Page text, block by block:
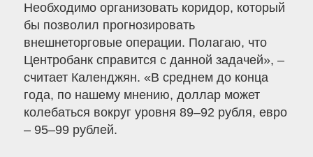
Необходимо организовать коридор, который
бы позволил прогнозировать
внешнеторговые операции. Полагаю, что
Центробанк справится с данной задачей», –
считает Календжян. «В среднем до конца
года, по нашему мнению, доллар может
колебаться вокруг уровня 89–92 рубля, евро
– 95–99 рублей.